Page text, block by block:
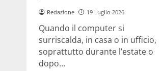
Redazione 19 Luglio 2026
Quando il computer si
surriscalda, in casa o in ufficio,
soprattutto durante l’estate o
dopo…